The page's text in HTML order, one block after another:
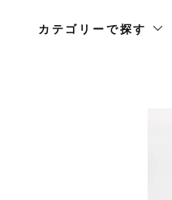
カテゴリーで探す